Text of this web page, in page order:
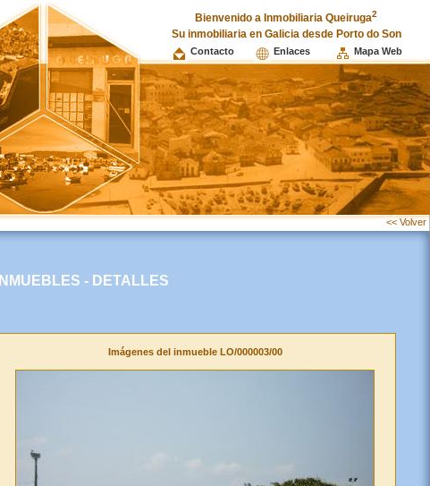
Bienvenido a Inmobiliaria Queiruga2
Su inmobiliaria en Galicia desde Porto do Son
Contacto Enlaces Mapa Web
<< Volver
INMUEBLES - DETALLES
Imágenes del inmueble LO/000003/00